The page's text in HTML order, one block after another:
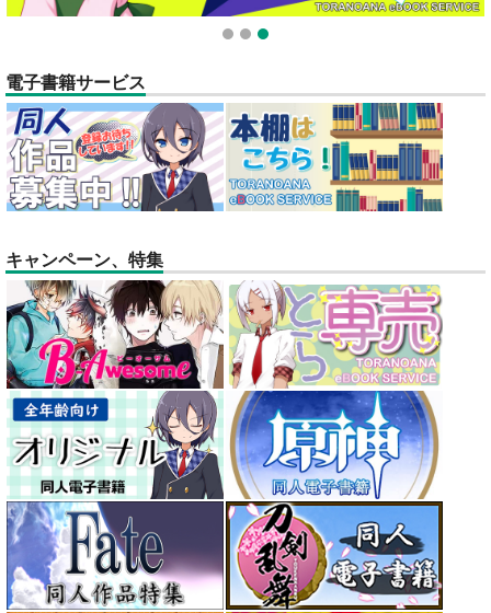
1 2 3
電子書籍サービス
キャンペーン、特集